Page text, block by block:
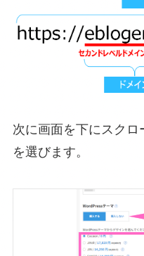
次に画面を下にスク
を選びます。